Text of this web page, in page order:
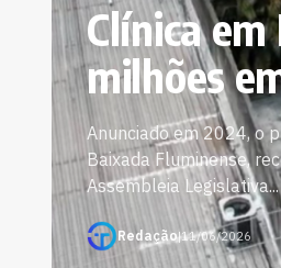
Clínica
milhões
Anunciado em 2024, o
Baixada Fluminense,
Assembleia Legislativa...
Redação|11/06/2026